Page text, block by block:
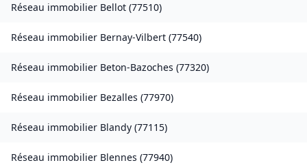
Réseau immobilier Bellot (77510)
Réseau immobilier Bernay-Vilbert (77540)
Réseau immobilier Beton-Bazoches (77320)
Réseau immobilier Bezalles (77970)
Réseau immobilier Blandy (77115)
Réseau immobilier Blennes (77940)